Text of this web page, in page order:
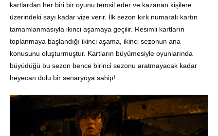
kartlardan her biri bir oyunu temsil eder ve kazanan kişilere
üzerindeki sayı kadar vize verir. İlk sezon kırk numaralı kartın
tamamlanmasıyla ikinci aşamaya geçilir. Resimli kartların
toplanmaya başlandığı ikinci aşama, ikinci sezonun ana
konusunu oluşturmuştur. Kartların büyümesiyle oyunlarında
büyüdüğü bu sezon bence birinci sezonu aratmayacak kadar
heyecan dolu bir senaryoya sahip!